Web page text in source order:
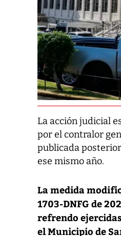
La acción judicial
por el contralor
publicada
ese mismo año.
La medida
1703-DNFG de
refrendo
el Municipio de